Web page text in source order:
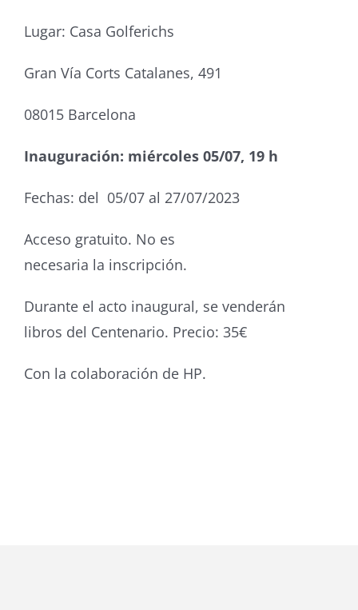
Lugar: Casa Golferichs
Gran Vía Corts Catalanes, 491
08015 Barcelona
Inauguración: miércoles 05/07, 19 h
Fechas: del 05/07 al 27/07/2023
Acceso gratuito. No es
necesaria la inscripción.
Durante el acto inaugural, se venderán
libros del Centenario. Precio: 35€
Con la colaboración de HP.